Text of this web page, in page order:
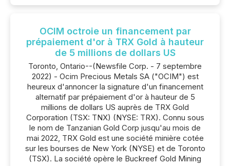
OCIM octroie un financement par
prépaiement d'or à TRX Gold à hauteur
de 5 millions de dollars US
Toronto, Ontario--(Newsfile Corp. - 7 septembre
2022) - Ocim Precious Metals SA ("OCIM") est
heureux d'annoncer la signature d'un financement
alternatif par prépaiement d'or à hauteur de 5
millions de dollars US auprès de TRX Gold
Corporation (TSX: TNX) (NYSE: TRX). Connu sous
le nom de Tanzanian Gold Corp jusqu'au mois de
mai 2022, TRX Gold est une société minière cotée
sur les bourses de New York (NYSE) et de Toronto
(TSX). La société opère le Buckreef Gold Mining